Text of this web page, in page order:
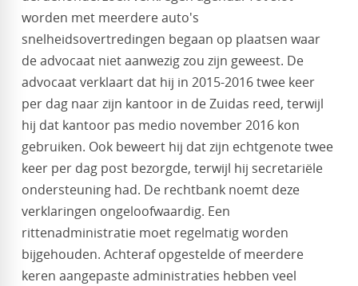
worden met meerdere auto's
snelheidsovertredingen begaan op plaatsen waar
de advocaat niet aanwezig zou zijn geweest. De
advocaat verklaart dat hij in 2015-2016 twee keer
per dag naar zijn kantoor in de Zuidas reed, terwijl
hij dat kantoor pas medio november 2016 kon
gebruiken. Ook beweert hij dat zijn echtgenote twee
keer per dag post bezorgde, terwijl hij secretariële
ondersteuning had. De rechtbank noemt deze
verklaringen ongeloofwaardig. Een
rittenadministratie moet regelmatig worden
bijgehouden. Achteraf opgestelde of meerdere
keren aangepaste administraties hebben veel